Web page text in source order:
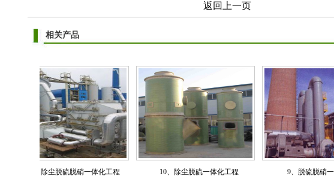
返回上一页
相关产品
11、除尘脱硫脱硝一体化工程 10、除尘脱硫一体化工程 9、脱硫脱硝一体化工程